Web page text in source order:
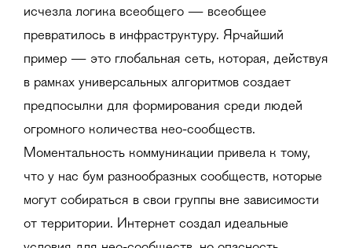
исчезла логика всеобщего — всеобщее
превратилось в инфраструктуру. Ярчайший
пример — это глобальная сеть, которая, действуя
в рамках универсальных алгоритмов создает
предпосылки для формирования среди людей
огромного количества нео-сообществ.
Моментальность коммуникации привела к тому,
что у нас бум разнообразных сообществ, которые
могут собираться в свои группы вне зависимости
от территории. Интернет создал идеальные